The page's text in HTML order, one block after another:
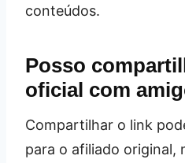
conteúdos.
Posso
oficial com
Compartilhar o link
para o afiliado original,